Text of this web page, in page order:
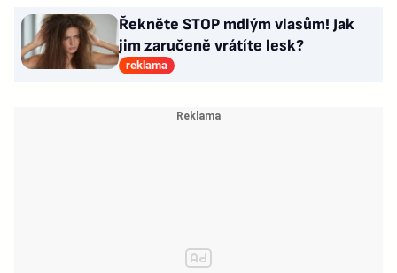
Řekněte STOP mdlým vlasům! Jak
jim zaručeně vrátíte lesk?
reklama